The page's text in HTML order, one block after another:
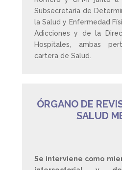
Subsecretaría de
la Salud y Enfermedad
Adicciones y de la
Hospitales, ambas
cartera de Salud.
ÓRGANO DE
SALUD
Se interviene como